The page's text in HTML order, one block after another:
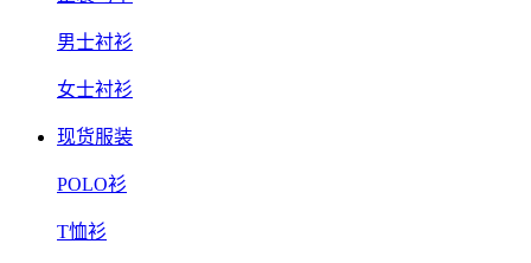
男士衬衫
女士衬衫
现货服装
POLO衫
T恤衫